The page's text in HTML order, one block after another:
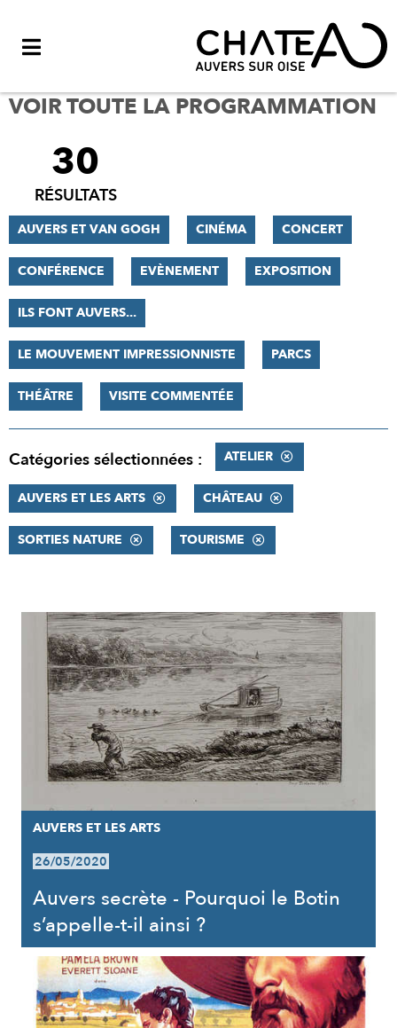
VOIR TOUTE LA PROGRAMMATION
FILTRER
RÉSULTATS
30
RÉSULTATS
AUVERS ET VAN GOGH CINÉMA CONCERT
CONFÉRENCE EVÈNEMENT EXPOSITION
ILS FONT AUVERS...
LE MOUVEMENT IMPRESSIONNISTE PARCS
THÉÂTRE VISITE COMMENTÉE
Catégories sélectionnées : ATELIER
AUVERS ET LES ARTS CHÂTEAU
SORTIES NATURE TOURISME
RÉSULTATS
AUVERS ET LES ARTS
26/05/2020
Auvers secrète - Pourquoi le Botin
s’appelle-t-il ainsi ?